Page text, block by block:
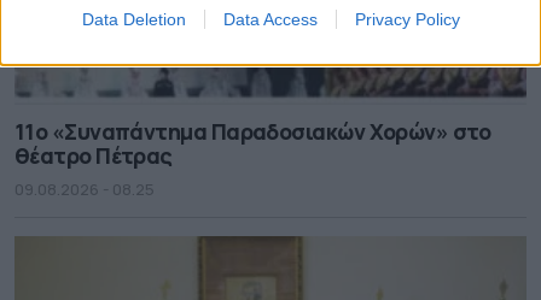
Data Deletion Data Access Privacy Policy
11ο «Συναπάντημα Παραδοσιακών Χορών» στο
θέατρο Πέτρας
09.08.2026 - 08.25